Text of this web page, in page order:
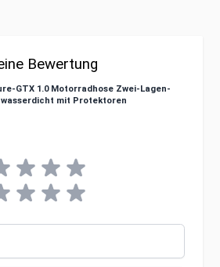
Bewertung
GTX 1.0 Motorradhose Zwei-Lagen-
wasserdicht mit Protektoren